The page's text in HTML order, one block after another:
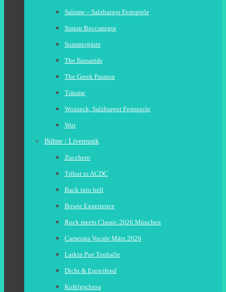
Salome – Salzburger Festspiele
Simon Boccanegra
Sommergäste
The Bassarids
The Greek Passion
Träume
Wozzeck, Salzburger Festspiele
Wut
Bühne / Livemusik
Zucchero
Tribut to ACDC
Back into hell
Bowie Experience
Rock meets Classic 2026 München
Camerata Vocale März 2026
Larkin Poe Tonhalle
Dicht & Ergreifend
Kofelgschroa